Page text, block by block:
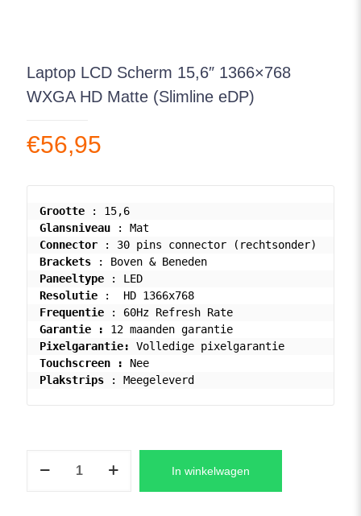
Laptop LCD Scherm 15,6″ 1366×768
WXGA HD Matte (Slimline eDP)
€56,95
Grootte
Glansniveau
Connector
Brackets
Paneeltype
Resolutie
Frequentie
Garantie :
Pixelgarantie:
Touchscreen :
Plakstrips
In winkelwagen